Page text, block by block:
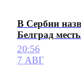
В Сербии
Белград
20:56
7 АВГ